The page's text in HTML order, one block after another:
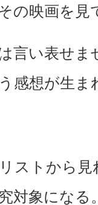
の映画を見
言い表せ
感想が生ま
ストから
対象にな